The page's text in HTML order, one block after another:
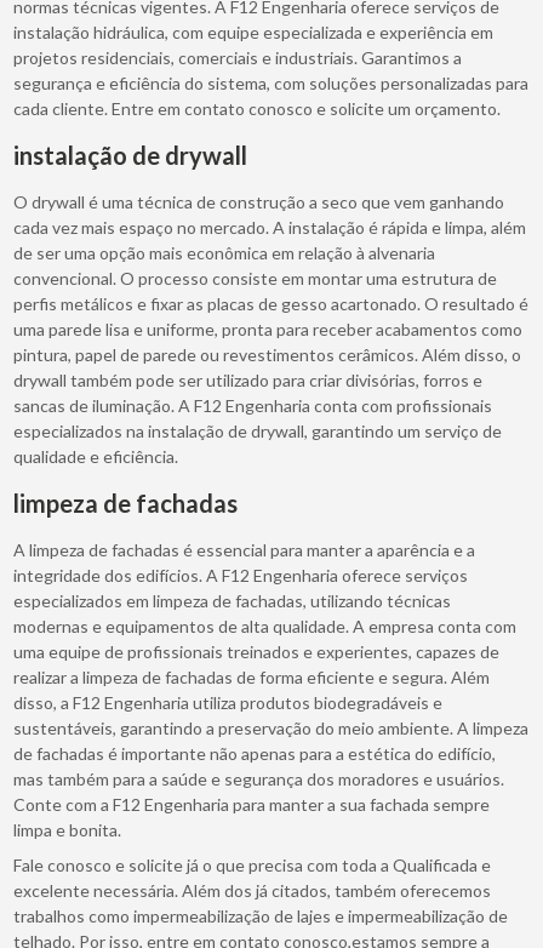
normas técnicas vigentes. A F12 Engenharia oferece serviços de
instalação hidráulica, com equipe especializada e experiência em
projetos residenciais, comerciais e industriais. Garantimos a
segurança e eficiência do sistema, com soluções personalizadas para
cada cliente. Entre em contato conosco e solicite um orçamento.
instalação de drywall
O drywall é uma técnica de construção a seco que vem ganhando
cada vez mais espaço no mercado. A instalação é rápida e limpa, além
de ser uma opção mais econômica em relação à alvenaria
convencional. O processo consiste em montar uma estrutura de
perfis metálicos e fixar as placas de gesso acartonado. O resultado é
uma parede lisa e uniforme, pronta para receber acabamentos como
pintura, papel de parede ou revestimentos cerâmicos. Além disso, o
drywall também pode ser utilizado para criar divisórias, forros e
sancas de iluminação. A F12 Engenharia conta com profissionais
especializados na instalação de drywall, garantindo um serviço de
qualidade e eficiência.
limpeza de fachadas
A limpeza de fachadas é essencial para manter a aparência e a
integridade dos edifícios. A F12 Engenharia oferece serviços
especializados em limpeza de fachadas, utilizando técnicas
modernas e equipamentos de alta qualidade. A empresa conta com
uma equipe de profissionais treinados e experientes, capazes de
realizar a limpeza de fachadas de forma eficiente e segura. Além
disso, a F12 Engenharia utiliza produtos biodegradáveis e
sustentáveis, garantindo a preservação do meio ambiente. A limpeza
de fachadas é importante não apenas para a estética do edifício,
mas também para a saúde e segurança dos moradores e usuários.
Conte com a F12 Engenharia para manter a sua fachada sempre
limpa e bonita.
Fale conosco e solicite já o que precisa com toda a Qualificada e
excelente necessária. Além dos já citados, também oferecemos
trabalhos como impermeabilização de lajes e impermeabilização de
telhado. Por isso, entre em contato conosco,estamos sempre a